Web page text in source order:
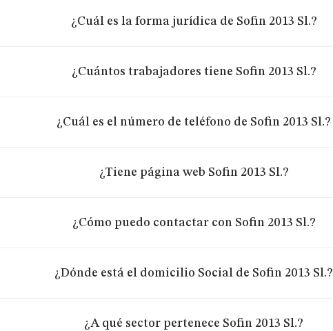
¿Cuál es la forma jurídica de Sofin 2013 Sl.?
¿Cuántos trabajadores tiene Sofin 2013 Sl.?
¿Cuál es el número de teléfono de Sofin 2013 Sl.?
¿Tiene página web Sofin 2013 Sl.?
¿Cómo puedo contactar con Sofin 2013 Sl.?
¿Dónde está el domicilio Social de Sofin 2013 Sl.?
¿A qué sector pertenece Sofin 2013 Sl.?